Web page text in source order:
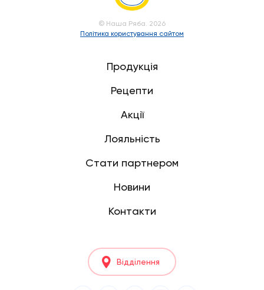
© Наша Ряба. 2026
Політика користування сайтом
Продукція
Рецепти
Акції
Лояльність
Стати партнером
Новини
Контакти
Відділення